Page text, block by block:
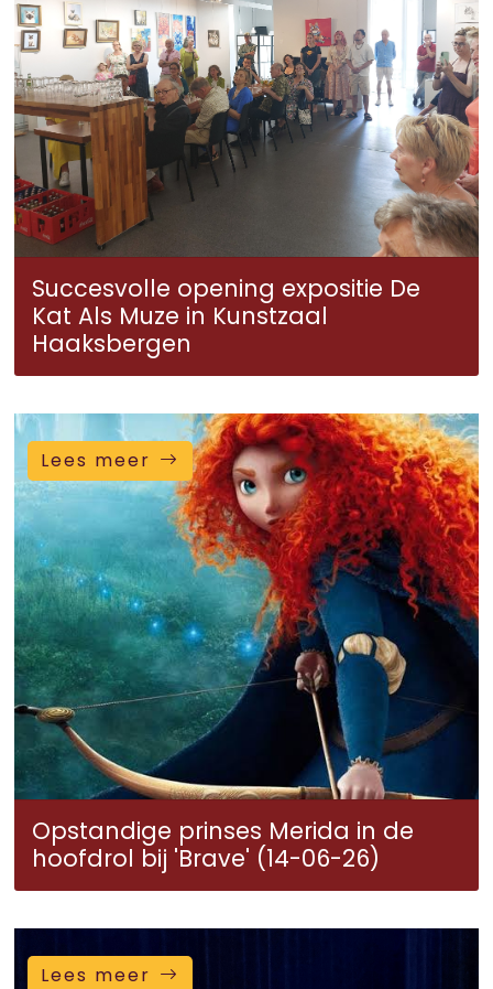
Succesvolle opening expositie De
Kat Als Muze in Kunstzaal
Haaksbergen
Lees meer
Opstandige prinses Merida in de
hoofdrol bij 'Brave' (14-06-26)
Lees meer